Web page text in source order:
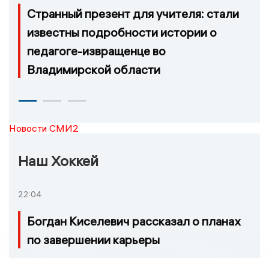
Странный презент для учителя: стали
известны подробности истории о
педагоге-извращенце во
Владимирской области
Новости СМИ2
Наш Хоккей
22:04
Богдан Киселевич рассказал о планах
по завершении карьеры